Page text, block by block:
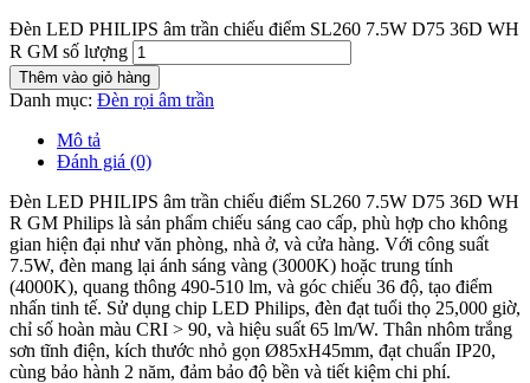
Đèn LED PHILIPS âm trần chiếu điểm SL260 7.5W D75 36D WH
R GM số lượng
Thêm vào giỏ hàng
Danh mục: Đèn rọi âm trần
Mô tả
Đánh giá (0)
Đèn LED PHILIPS âm trần chiếu điểm SL260 7.5W D75 36D WH
R GM Philips là sản phẩm chiếu sáng cao cấp, phù hợp cho không
gian hiện đại như văn phòng, nhà ở, và cửa hàng. Với công suất
7.5W, đèn mang lại ánh sáng vàng (3000K) hoặc trung tính
(4000K), quang thông 490-510 lm, và góc chiếu 36 độ, tạo điểm
nhấn tinh tế. Sử dụng chip LED Philips, đèn đạt tuổi thọ 25,000 giờ,
chỉ số hoàn màu CRI > 90, và hiệu suất 65 lm/W. Thân nhôm trắng
sơn tĩnh điện, kích thước nhỏ gọn Ø85xH45mm, đạt chuẩn IP20,
cùng bảo hành 2 năm, đảm bảo độ bền và tiết kiệm chi phí.